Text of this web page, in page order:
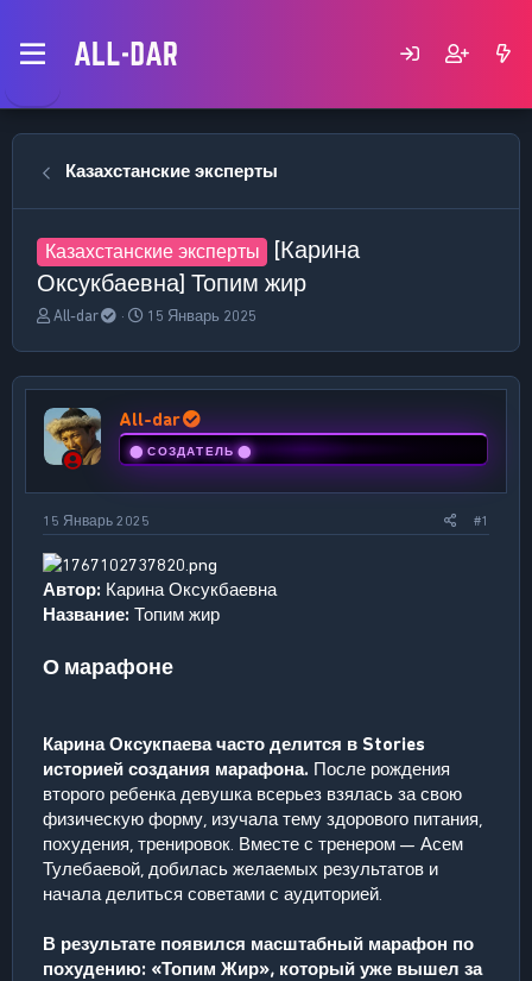
Казахстанские эксперты
Казахстанские эксперты
[Карина
Оксукбаевна] Топим жир
А
т
о
т
е
м
All-dar
Д
т
а
а
ч
а
15 Январь 2025
All-dar
⬤ СОЗДАТЕЛЬ ⬤
15 Январь 2025 #1
Автор: Карина Оксукбаевна
Название: Топим жир
О марафоне
Карина Оксукпаева часто делится в Stories
историей создания марафона. После рождения
второго ребенка девушка всерьез взялась за свою
физическую форму, изучала тему здорового питания,
похудения, тренировок. Вместе с тренером — Асем
Тулебаевой, добилась желаемых результатов и
начала делиться советами с аудиторией.
В результате появился масштабный марафон по
похудению: «Топим Жир», который уже вышел за